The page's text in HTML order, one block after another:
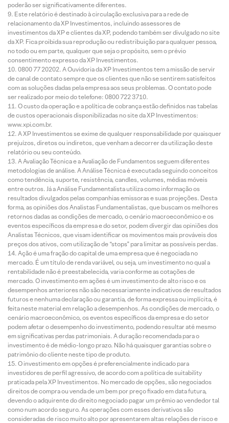
poderão ser significativamente diferentes.
Este relatório é destinado à circulação exclusiva para a rede de
relacionamento da XP Investimentos, incluindo assessores de
investimentos da XP e clientes da XP, podendo também ser divulgado no site
da XP. Fica proibida sua reprodução ou redistribuição para qualquer pessoa,
no todo ou em parte, qualquer que seja o propósito, sem o prévio
consentimento expresso da XP Investimentos.
0800 77 20202. A Ouvidoria da XP Investimentos tem a missão de servir
de canal de contato sempre que os clientes que não se sentirem satisfeitos
com as soluções dadas pela empresa aos seus problemas. O contato pode
ser realizado por meio do telefone: 0800 722 3710.
O custo da operação e a política de cobrança estão definidos nas tabelas
de custos operacionais disponibilizadas no site da XP Investimentos:
www.xpi.com.br.
A XP Investimentos se exime de qualquer responsabilidade por quaisquer
prejuízos, diretos ou indiretos, que venham a decorrer da utilização deste
relatório ou seu conteúdo.
A Avaliação Técnica e a Avaliação de Fundamentos seguem diferentes
metodologias de análise. A Análise Técnica é executada seguindo conceitos
como tendência, suporte, resistência, candles, volumes, médias móveis
entre outros. Já a Análise Fundamentalista utiliza como informação os
resultados divulgados pelas companhias emissoras e suas projeções. Desta
forma, as opiniões dos Analistas Fundamentalistas, que buscam os melhores
retornos dadas as condições de mercado, o cenário macroeconômico e os
eventos específicos da empresa e do setor, podem divergir das opiniões dos
Analistas Técnicos, que visam identificar os movimentos mais prováveis dos
preços dos ativos, com utilização de “stops” para limitar as possíveis perdas.
Ação é uma fração do capital de uma empresa que é negociada no
mercado. É um título de renda variável, ou seja, um investimento no qual a
rentabilidade não é preestabelecida, varia conforme as cotações de
mercado. O investimento em ações é um investimento de alto risco e os
desempenhos anteriores não são necessariamente indicativos de resultados
futuros e nenhuma declaração ou garantia, de forma expressa ou implícita, é
feita neste material em relação a desempenhos. As condições de mercado, o
cenário macroeconômico, os eventos específicos da empresa e do setor
podem afetar o desempenho do investimento, podendo resultar até mesmo
em significativas perdas patrimoniais. A duração recomendada para o
investimento é de médio-longo prazo. Não há quaisquer garantias sobre o
patrimônio do cliente neste tipo de produto.
O investimento em opções é preferencialmente indicado para
investidores de perfil agressivo, de acordo com a política de suitability
praticada pela XP Investimentos. No mercado de opções, são negociados
direitos de compra ou venda de um bem por preço fixado em data futura,
devendo o adquirente do direito negociado pagar um prêmio ao vendedor tal
como num acordo seguro. As operações com esses derivativos são
consideradas de risco muito alto por apresentarem altas relações de risco e